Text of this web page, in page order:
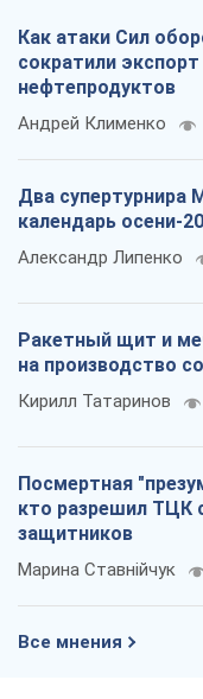
Как атаки Сил
сократили
нефтепродуктов
Андрей Клименко
Два супертурнира
календарь осени-
Александр Липенко
Ракетный щит и
на производство
Кирилл Татаринов
Посмертная
кто разрешил ТЦК
защитников
Марина Ставнійчук
Все мнения